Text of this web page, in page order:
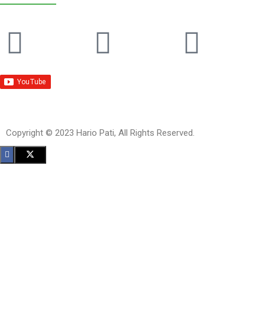
Copyright © 2023 Hario Pati, All Rights Reserved.